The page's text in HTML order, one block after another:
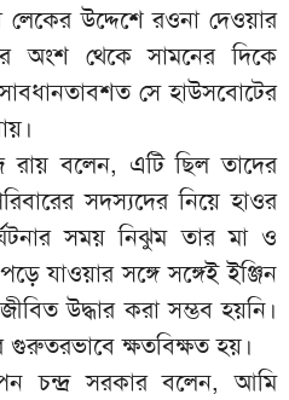
লেকের উদ্দেশে রওনা দেওয়ার
অংশ থেকে সামনের দিকে
সে হাউসবোটের
রায় বলেন, এটি ছিল তাদের
সদস্যদের নিয়ে হাওর
সময় নিঝুম তার মা ও
যাওয়ার সঙ্গে সঙ্গেই ইঞ্জিন
উদ্ধার করা সম্ভব হয়নি।
ক্ষতবিক্ষত হয়।
চন্দ্র সরকার বলেন, আমি